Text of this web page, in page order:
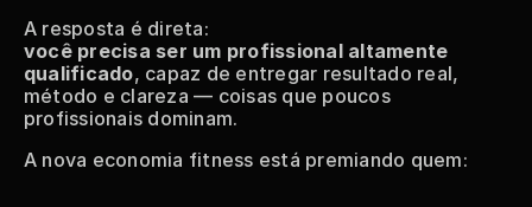
A resposta é direta:
você precisa ser um profissional altamente
qualificado, capaz de entregar resultado real,
método e clareza — coisas que poucos
profissionais dominam.
A nova economia fitness está premiando quem: